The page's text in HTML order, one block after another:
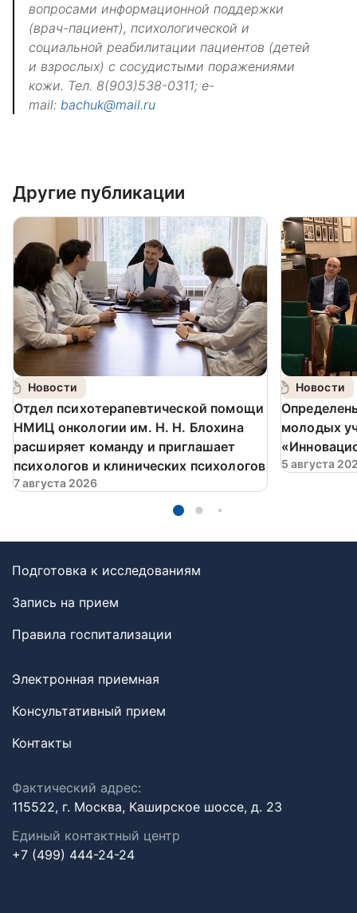
вопросами информационной поддержки
(врач-пациент), психологической и
социальной реабилитации пациентов (детей
и взрослых) с сосудистыми поражениями
кожи. Тел. 8(903)538-0311; e-
mail: bachuk@mail.ru
Другие публикации
Новости
️Отдел психотерапевтической помощи
НМИЦ онкологии им. Н. Н. Блохина
расширяет команду и приглашает
психологов и клинических психологов
7 августа 2026
Новости
молодых
5 августа
Подготовка к исследованиям
Запись на прием
Правила госпитализации
Электронная приемная
Консультативный прием
Контакты
Фактический адрес:
115522, г. Москва, Каширское шоссе, д. 23
Единый контактный центр
+7 (499) 444-24-24